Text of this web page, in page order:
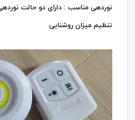
نوردهی مناسب : دارای دو حالت
تنظیم میزان روشنایی